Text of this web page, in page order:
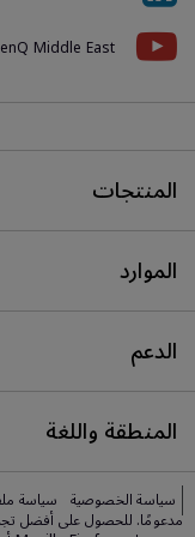
Middle East
المنتجات
الموارد
الدعم
المنطقة واللغة
سياسة الخصوصية سياسة
مدعومًا. للحصول على أفضل